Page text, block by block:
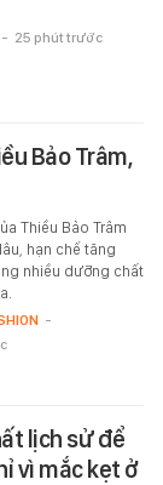
- 25 phút trước
Bảo Trâm,
Thiều Bảo Trâm
hạn chế tăng
nhiều dưỡng chất
-
lịch sử để
vì mắc kẹt ở